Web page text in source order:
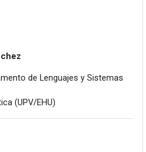
de Lenguajes y Sistemas
(UPV/EHU)